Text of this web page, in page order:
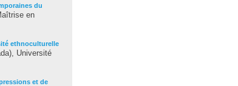
du
en
ethnoculturelle
Université
et de